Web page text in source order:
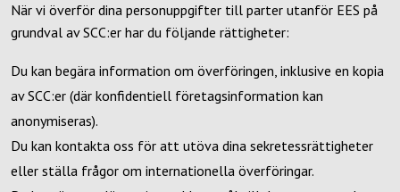
När vi överför dina personuppgifter till parter utanför EES på
grundval av SCC:er har du följande rättigheter:
Du kan begära information om överföringen, inklusive en kopia
av SCC:er (där konfidentiell företagsinformation kan
anonymiseras).
Du kan kontakta oss för att utöva dina sekretessrättigheter
eller ställa frågor om internationella överföringar.